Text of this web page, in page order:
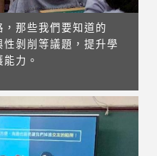
那些我們要知道的
剝削等議題，提升學
力。